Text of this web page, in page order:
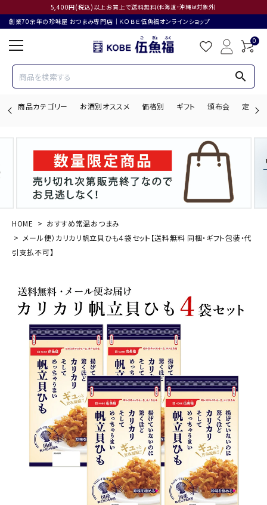
5,400円(税込)以上お買上で送料無料(北海道・沖縄は対象外)
創業70余年の珍味屋 おつまみ専門店│ＫＯＢＥ伍魚福オンラインショップ
0
search
商品カテゴリー お酒別オススメ 価格別 ギフト 頒布会 定期購
search
ACCOUNT MENU
ログイン
お酒別オススメ
価格別
お問い合わせ
ご利用ガイド
直営店
HOME
おすすめ常温おつまみ
メール便）カリカリ帆立貝ひも４袋セット【送料無料 同梱・ギフト包装・代
引支払不可】